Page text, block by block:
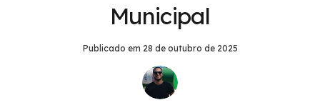
Municipal
Publicado em 28 de outubro de 2025